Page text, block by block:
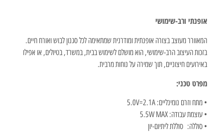
אופנתי ורב-שימושי
המאוורר מעוצב בצורה אופנתית ומודרנית שמתאימה לכל סגנון לבוש ואורח חיים.
בזכות העיצוב הרב-שימושי, הוא מושלם לשימוש בבית, במשרד, בטיולים, או אפילו
באירועים חיצוניים, תוך שמירה על נוחות מרבית.
מפרט טכני:
• מתח וזרם נומינליים: 5.0V=2.1A
• עוצמת עבודה: 5.5W MAX
• סוללה: סוללת ליתיום-יון